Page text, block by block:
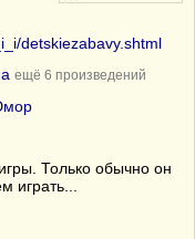
detskiezabavy.shtml
ещё 6 произведений
Только обычно он
играть...